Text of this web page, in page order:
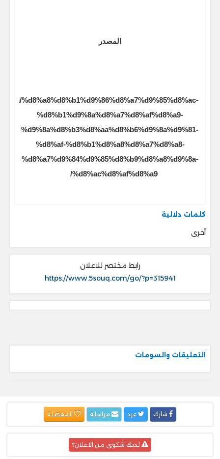
المصدر
%d8%a8%d8%b1%d9%86%d8%a7%d9%85%d8%ac-
%d8%b1%d9%8a%d8%a7%d8%af%d8%a9-
%d9%8a%d8%b3%d8%aa%d8%b6%d9%8a%d9%81-
%d8%af-%d8%b1%d8%a8%d8%a7%d8%a8-
%d8%a7%d9%84%d9%85%d8%b9%d8%a8%d9%8a-
%d8%ac%d8%af%d8%a9/
كلمات دلالية
أخرى
رابط مختصر للاعلان
https://www.5souq.com/go/?p=315941
التعليقات والسومات
شارك غرد
لديك شكوى من الاعلان؟